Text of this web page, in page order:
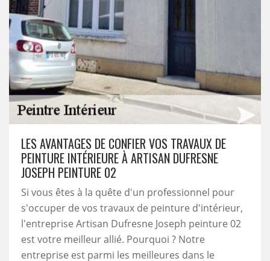
LES AVANTAGES DE CONFIER VOS TRAVAUX DE
PEINTURE INTÉRIEURE À ARTISAN DUFRESNE
JOSEPH PEINTURE 02
Si vous êtes à la quête d'un professionnel pour
s'occuper de vos travaux de peinture d'intérieur,
l'entreprise Artisan Dufresne Joseph peinture 02
est votre meilleur allié. Pourquoi ? Notre
entreprise est parmi les meilleures dans le